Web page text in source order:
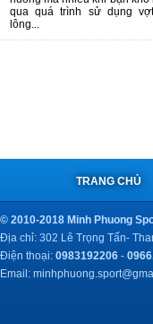
qua quá trình sử dụng
lông...
TRANG CHỦ
© 2010-2018 Minh Phuong
Địa chỉ: 302 Lê Trọng Tấn-
Điện thoại: 0983192206 -
Email: